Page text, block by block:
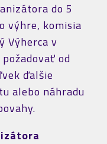
do 5
výhre, komisia
Výherca v
od
ďalšie
alebo náhradu